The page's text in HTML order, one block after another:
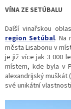
VÍNA ZE SETÚBALU
Další vinařskou
region Setúbal. Na
města Lisabonu v
je již více jak 3 000
místem, kde byla v
alexandrijský muškát
své unikátní